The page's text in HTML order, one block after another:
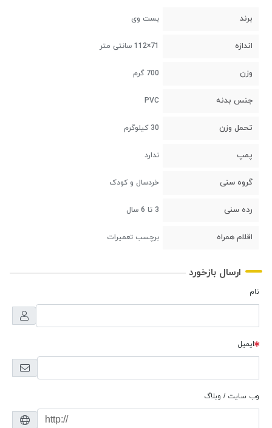
برند بست وی
اندازه 71×112 سانتی متر
وزن 700 گرم
جنس بدنه PVC
تحمل وزن 30 کیلوگرم
پمپ ندارد
گروه سنی خردسال و کودک
رده سنی 3 تا 6 سال
اقلام همراه برچسب تعمیرات
ارسال بازخورد
نام
ایمیل
وب سایت / وبلاگ